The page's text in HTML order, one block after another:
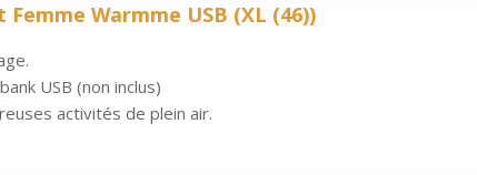
Warmme USB (XL (46))
USB (non inclus)
activités de plein air.